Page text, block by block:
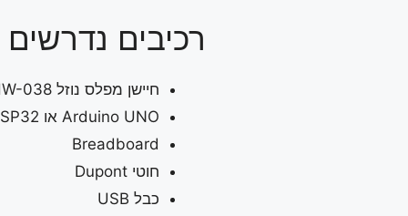
רכיבים נדרשים
חיישן מפלס נוזל HW-038
Arduino UNO או ESP32
Breadboard
חוטי Dupont
כבל USB